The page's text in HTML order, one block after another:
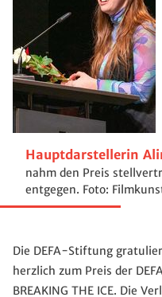
Hauptdarstellerin
nahm den Preis
entgegen. Foto:
Die DEFA-Stiftung
herzlich zum Preis der
BREAKING THE ICE. Die